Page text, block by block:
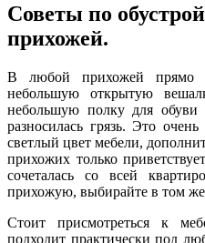
Советы по
прихожей.
В любой прихожей прямо
небольшую открытую
небольшую полку для
разносилась грязь. Это
светлый цвет мебели,
прихожих только
сочеталась со всей
прихожую, выбирайте в том же
Стоит присмотреться к
подходит практически под